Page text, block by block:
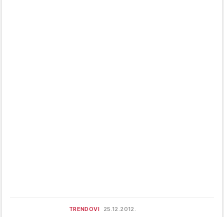
TRENDOVI 25.12.2012.